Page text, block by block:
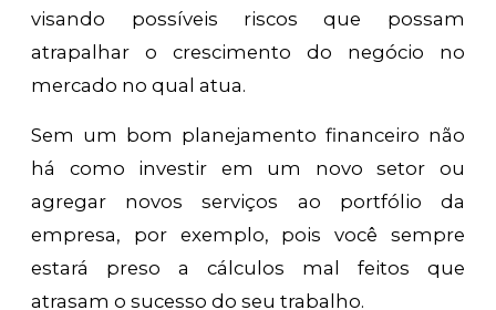
visando possíveis riscos que possam
atrapalhar o crescimento do negócio no
mercado no qual atua.
Sem um bom planejamento financeiro não
há como investir em um novo setor ou
agregar novos serviços ao portfólio da
empresa, por exemplo, pois você sempre
estará preso a cálculos mal feitos que
atrasam o sucesso do seu trabalho.